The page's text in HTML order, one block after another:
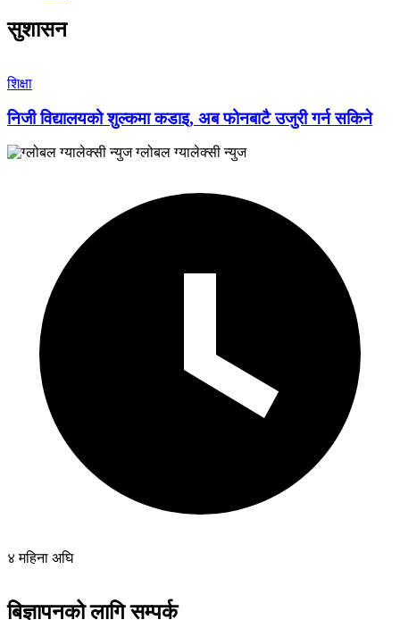
सुशासन
शिक्षा
निजी विद्यालयको शुल्कमा कडाइ, अब फोनबाटै उजुरी गर्न सकिने
ग्लोबल ग्यालेक्सी न्युज
४ महिना अघि
बिज्ञापनको लागि सम्पर्क